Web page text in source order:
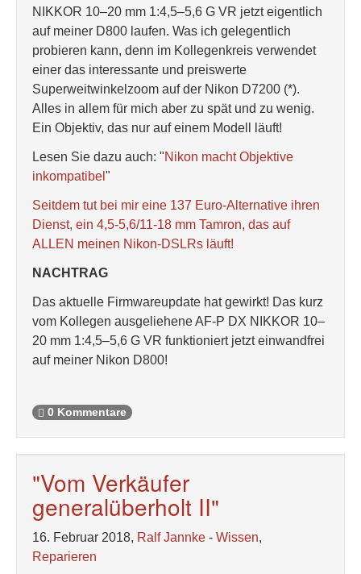
NIKKOR 10–20 mm 1:4,5–5,6 G VR jetzt eigentlich
auf meiner D800 laufen. Was ich gelegentlich
probieren kann, denn im Kollegenkreis verwendet
einer das interessante und preiswerte
Superweitwinkelzoom auf der Nikon D7200 (*).
Alles in allem für mich aber zu spät und zu wenig.
Ein Objektiv, das nur auf einem Modell läuft!
Lesen Sie dazu auch: "Nikon macht Objektive
inkompatibel "
Seitdem tut bei mir eine 137 Euro-Alternative ihren
Dienst, ein 4,5-5,6/11-18 mm Tamron, das auf
ALLEN meinen Nikon-DSLRs läuft!
NACHTRAG
Das aktuelle Firmwareupdate hat gewirkt! Das kurz
vom Kollegen ausgeliehene AF-P DX NIKKOR 10–
20 mm 1:4,5–5,6 G VR funktioniert jetzt einwandfrei
auf meiner Nikon D800!
0 Kommentare
"Vom Verkäufer
generalüberholt II"
16. Februar 2018, Ralf Jannke - Wissen,
Reparieren